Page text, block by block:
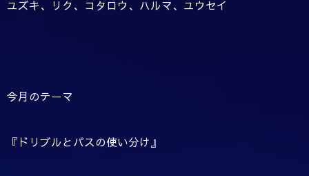
ユズキ、リク、コタロウ、ハルマ、ユウセイ
今月のテーマ
『ドリブルとパスの使い分け』